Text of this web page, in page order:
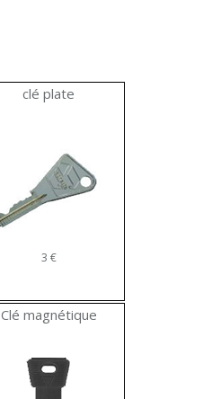
clé plate
3 €
Clé magnétique